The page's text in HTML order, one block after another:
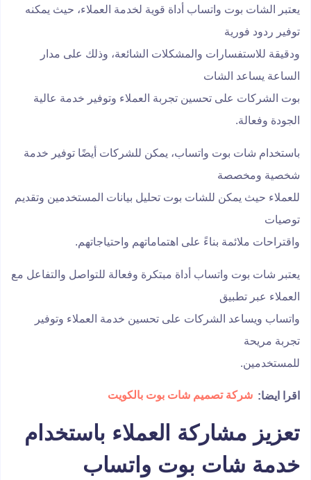
يعتبر الشات بوت واتساب أداة قوية لخدمة العملاء، حيث يمكنه
توفير ردود فورية
ودقيقة للاستفسارات والمشكلات الشائعة، وذلك على مدار
الساعة يساعد الشات
بوت الشركات على تحسين تجربة العملاء وتوفير خدمة عالية
الجودة وفعالة.
باستخدام شات بوت واتساب، يمكن للشركات أيضًا توفير خدمة
شخصية ومخصصة
للعملاء حيث يمكن للشات بوت تحليل بيانات المستخدمين وتقديم
توصيات
واقتراحات ملائمة بناءً على اهتماماتهم واحتياجاتهم.
يعتبر شات بوت واتساب أداة مبتكرة وفعالة للتواصل والتفاعل مع
العملاء عبر تطبيق
واتساب ويساعد الشركات على تحسين خدمة العملاء وتوفير
تجربة مريحة
للمستخدمين.
اقرا ايضا: شركة تصميم شات بوت بالكويت
تعزيز مشاركة العملاء باستخدام
خدمة شات بوت واتساب